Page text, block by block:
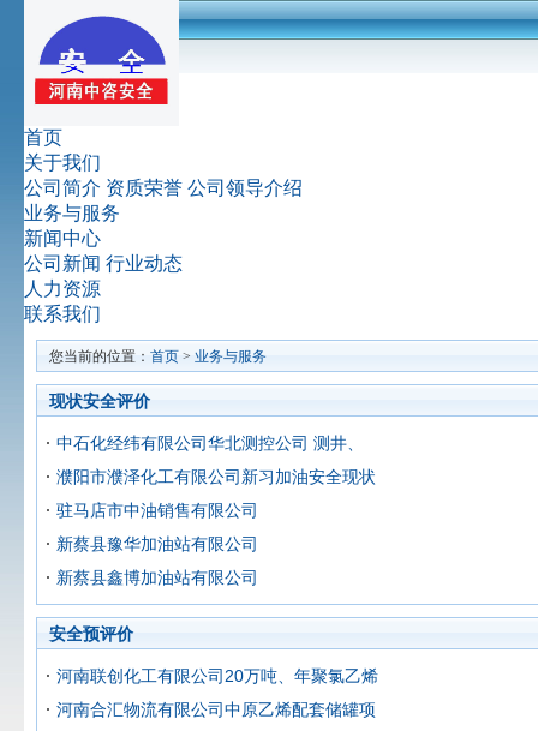
首页
关于我们
公司简介 资质荣誉 公司领导介绍
业务与服务
新闻中心
公司新闻 行业动态
人力资源
联系我们
您当前的位置： 首页 > 业务与服务
现状安全评价
中石化经纬有限公司华北测控公司 测井、
濮阳市濮泽化工有限公司新习加油安全现状
驻马店市中油销售有限公司
新蔡县豫华加油站有限公司
新蔡县鑫博加油站有限公司
安全预评价
河南联创化工有限公司20万吨、年聚氯乙烯
河南合汇物流有限公司中原乙烯配套储罐项